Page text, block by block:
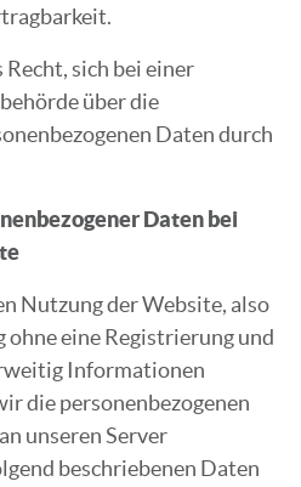
Recht, sich bei einer
über die
Daten durch
Daten bei
Nutzung der Website, also
eine Registrierung und
Informationen
die personenbezogenen
unseren Server
beschriebenen Daten